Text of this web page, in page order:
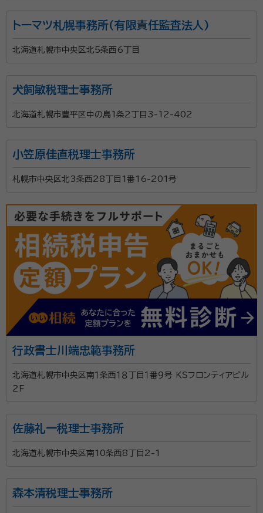
トーマツ札幌事務所(有限責任監査法人)
北海道札幌市中央区北5条西6丁目
犬飼敏税理士事務所
北海道札幌市豊平区中の島1条2丁目3-12-402
小笠原佳直税理士事務所
札幌市中央区北3条西28丁目1番16-201号
行政書士川端忠範事務所
北海道札幌市中央区南１条西１８丁目１番９号 ＫＳフロンティアビル
２Ｆ
佐藤礼一税理士事務所
北海道札幌市中央区南10条西8丁目2-1
森本清税理士事務所